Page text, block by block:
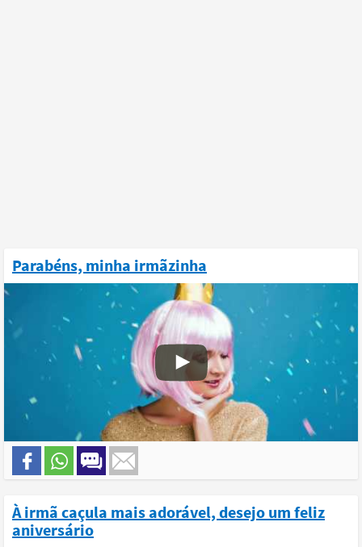
Parabéns, minha irmãzinha
À irmã caçula mais adorável, desejo um feliz
aniversário